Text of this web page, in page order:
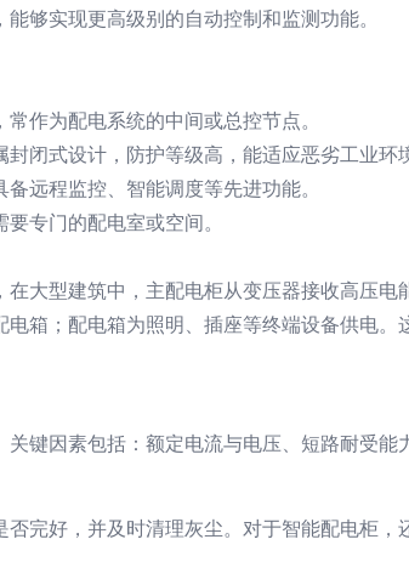
够实现更高级别的自动控制和监测功能。
作为配电系统的中间或总控节点。
闭式设计，防护等级高，能适应恶劣工业环
远程监控、智能调度等先进功能。
专门的配电室或空间。
大型建筑中，主配电柜从变压器接收高压电
箱；配电箱为照明、插座等终端设备供电。
键因素包括：额定电流与电压、短路耐受能
完好，并及时清理灰尘。对于智能配电柜，